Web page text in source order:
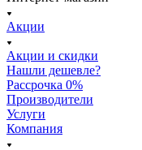
Акции
Акции и скидки
Нашли дешевле?
Рассрочка 0%
Производители
Услуги
Компания